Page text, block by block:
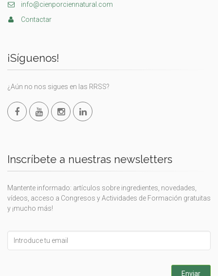
info@cienporciennatural.com
Contactar
¡Síguenos!
¿Aún no nos sigues en las RRSS?
Inscríbete a nuestras newsletters
Mantente informado: artículos sobre ingredientes, novedades,
vídeos, acceso a Congresos y Actividades de Formación gratuitas
y ¡mucho más!
this
field
Enviar